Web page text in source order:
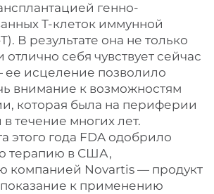
генно-
Т-клеток иммунной
В результате она не только
себя чувствует сейчас
ее исцеление позволило
внимание к возможностям
которая была на периферии
течение многих лет.
этого года FDA одобрило
терапию в США,
компанией Novartis — продукт
к применению